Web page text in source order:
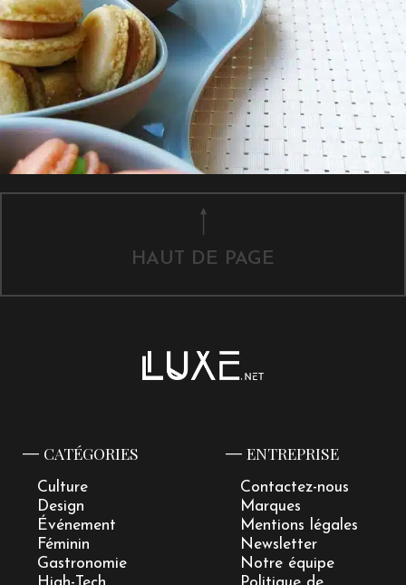
HAUT DE PAGE
CATÉGORIES
Culture
Design
Événement
Féminin
Gastronomie
ENTREPRISE
Contactez-nous
Marques
Mentions légales
Newsletter
Notre équipe